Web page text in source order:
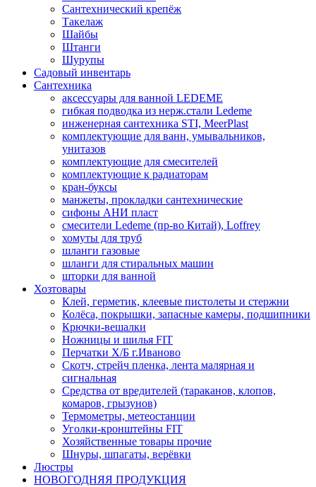
Сантехнический крепёж
Такелаж
Шайбы
Штанги
Шурупы
Садовый инвентарь
Сантехника
аксессуары для ванной LEDEME
гибкая подводка из нерж.стали Ledeme
инженерная сантехника STI, MeerPlast
комплектующие для ванн, умывальников,
унитазов
комплектующие для смесителей
комплектующие к радиаторам
кран-буксы
манжеты, прокладки сантехнические
сифоны АНИ пласт
смесители Ledeme (пр-во Китай), Loffrey
хомуты для труб
шланги газовые
шланги для стиральных машин
шторки для ванной
Хозтовары
Клей, герметик, клеевые пистолеты и стержни
Колёса, покрышки, запасные камеры, подшипники
Крючки-вешалки
Ножницы и шилья FIT
Перчатки Х/Б г.Иваново
Скотч, стрейч пленка, лента малярная и
сигнальная
Средства от вредителей (тараканов, клопов,
комаров, грызунов)
Термометры, метеостанции
Уголки-кронштейны FIT
Хозяйственные товары прочие
Шнуры, шпагаты, верёвки
Люстры
НОВОГОДНЯЯ ПРОДУКЦИЯ